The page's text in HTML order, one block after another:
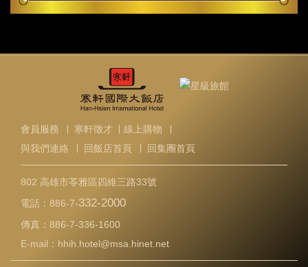
會員服務 ∣ 寒軒徵才 ∣ 線上購物
∣
與我們連絡
∣ 回飯店首頁 ∣ 回集團首頁
802 高雄市苓雅區四維三路33號
電話： 886-7-332-2000
傳真： 886-7-336-1600
E-mail： hhih.hotel@msa.hinet.net